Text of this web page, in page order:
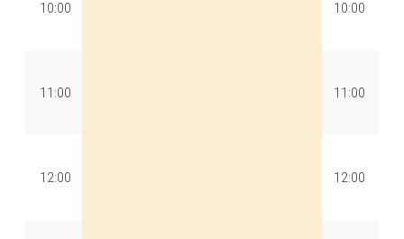
10:00 10:00
11:00 11:00
12:00 12:00